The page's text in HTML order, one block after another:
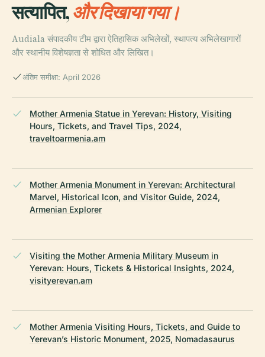
सत्यापित,और दिखाया गया।
Audiala संपादकीय टीम द्वारा ऐतिहासिक अभिलेखों, स्थापत्य अभिलेखागारों
और स्थानीय विशेषज्ञता से शोधित और लिखित।
अंतिम समीक्षा: April 2026
Mother Armenia Statue in Yerevan: History, Visiting
Hours, Tickets, and Travel Tips, 2024,
traveltoarmenia.am
Mother Armenia Monument in Yerevan: Architectural
Marvel, Historical Icon, and Visitor Guide, 2024,
Armenian Explorer
Visiting the Mother Armenia Military Museum in
Yerevan: Hours, Tickets & Historical Insights, 2024,
visityerevan.am
Mother Armenia Visiting Hours, Tickets, and Guide to
Yerevan’s Historic Monument, 2025, Nomadasaurus